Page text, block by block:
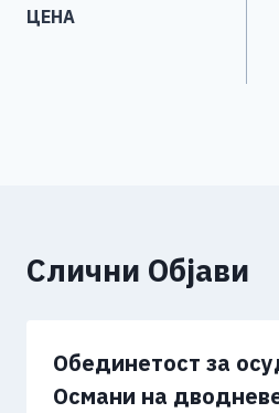
напис
ЦЕНА
Слични Објави
Обединетост за
Османи на